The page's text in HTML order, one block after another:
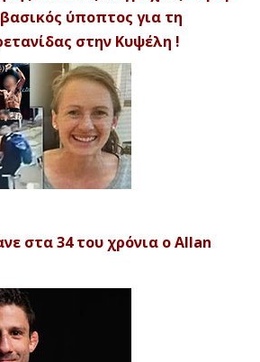
ύποπτος για τη
στην Κυψέλη !
στα 34 του χρόνια ο Allan